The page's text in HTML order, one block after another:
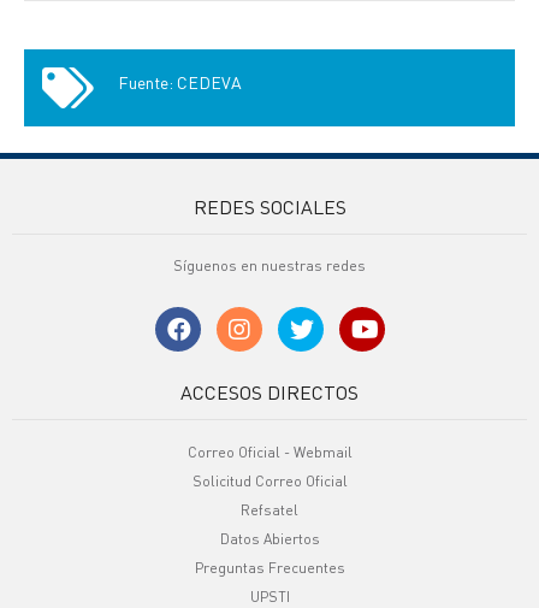
Fuente: CEDEVA
REDES SOCIALES
Síguenos en nuestras redes
ACCESOS DIRECTOS
Correo Oficial - Webmail
Solicitud Correo Oficial
Refsatel
Datos Abiertos
Preguntas Frecuentes
UPSTI